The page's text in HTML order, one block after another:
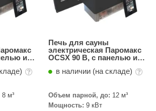
и
8 м³
Печь для сауны
электрическая Паромакс
OCSX 90 B, с панелью и
в наличии (на складе)
Объем парной, до: 12 м³
Мощность: 9 кВт